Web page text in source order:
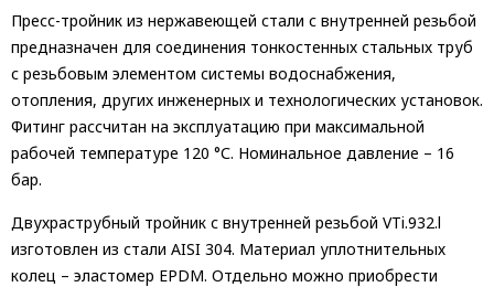
Пресс-тройник из нержавеющей стали с внутренней резьбой
предназначен для соединения тонкостенных стальных труб
с резьбовым элементом системы водоснабжения,
отопления, других инженерных и технологических установок.
Фитинг рассчитан на эксплуатацию при максимальной
рабочей температуре 120 °С. Номинальное давление – 16
бар.
Двухраструбный тройник с внутренней резьбой VTi.932.l
изготовлен из стали AISI 304. Материал уплотнительных
колец – эластомер EPDM. Отдельно можно приобрести